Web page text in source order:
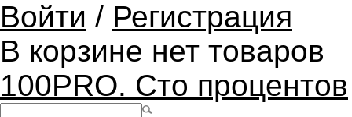
Войти / Регистрация
В корзине нет товаров
100PRO. Сто процентов